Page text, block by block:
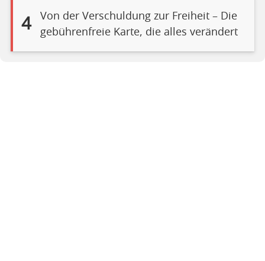
4
Von der Verschuldung zur Freiheit – Die
gebührenfreie Karte, die alles verändert